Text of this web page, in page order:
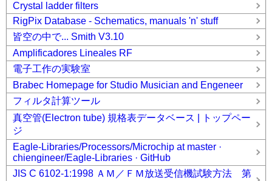
Crystal ladder filters
RigPix Database - Schematics, manuals 'n' stuff
皆空の中で... Smith V3.10
Amplificadores Lineales RF
電子工作の実験室
Brabec Homepage for Studio Musician and Engeneer
フィルタ計算ツール
真空管(Electron tube) 規格表データベース | トップペー
ジ
Eagle-Libraries/Processors/Microchip at master ·
chiengineer/Eagle-Libraries · GitHub
JIS C 6102-1:1998 ＡＭ／ＦＭ放送受信機試験方法 第